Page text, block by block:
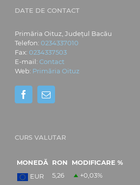
DATE DE CONTACT
Primăria Oituz, Județul Bacău
Telefon: 0234337010
Fax: 0234337503
E-mail: Contact
Web: Primăria Oituz
CURS VALUTAR
MONEDĂ RON
MODIFICARE %
EUR
5,26 +0,03%